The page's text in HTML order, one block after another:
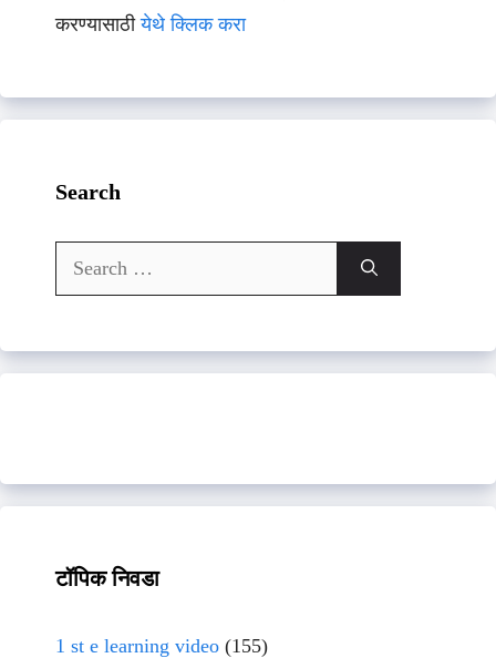
करण्यासाठीयेथे क्लिक करा
Search
Search
for:
टॉपिक निवडा
1 st e learning video (155)